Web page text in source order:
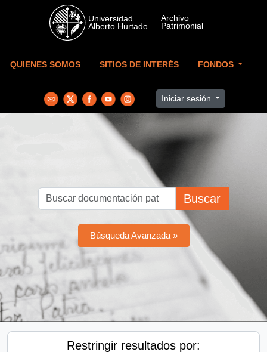
Skip to main content
QUIENES SOMOS SITIOS DE INTERÉS FONDOS
Iniciar sesión
Buscar
Búsqueda Avanzada »
Restringir resultados por: